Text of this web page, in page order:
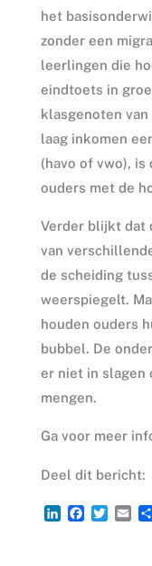
het
zonder een
leerlingen die
eindtoets in
klasgenoten
laag inkomen
(havo of vwo),
ouders met de
Verder blijkt dat
van
de scheiding
weerspiegelt.
houden ouders
bubbel. De
er niet in slagen
mengen.
Ga voor meer
Deel dit bericht:
L
F
T
E